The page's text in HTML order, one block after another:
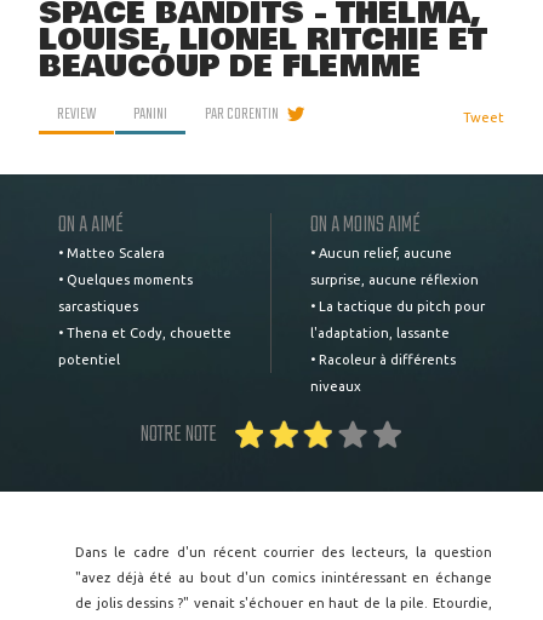
SPACE BANDITS - THELMA,
LOUISE, LIONEL RITCHIE ET
BEAUCOUP DE FLEMME
REVIEW PANINI PARCORENTIN Tweet
ON A AIMÉ
• Matteo Scalera
• Quelques moments
sarcastiques
• Thena et Cody, chouette
potentiel
ON A MOINS AIMÉ
• Aucun relief, aucune
surprise, aucune réflexion
• La tactique du pitch pour
l'adaptation, lassante
• Racoleur à différents
niveaux
NOTRE NOTE
Dans le cadre d'un récent courrier des lecteurs, la question
"avez déjà été au bout d'un comics inintéressant en échange
de jolis dessins ?" venait s'échouer en haut de la pile. Etourdie,